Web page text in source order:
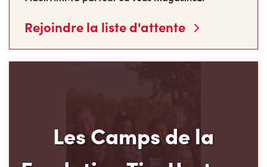
Rejoindre la liste d'attente
Fondation Tim Hortons